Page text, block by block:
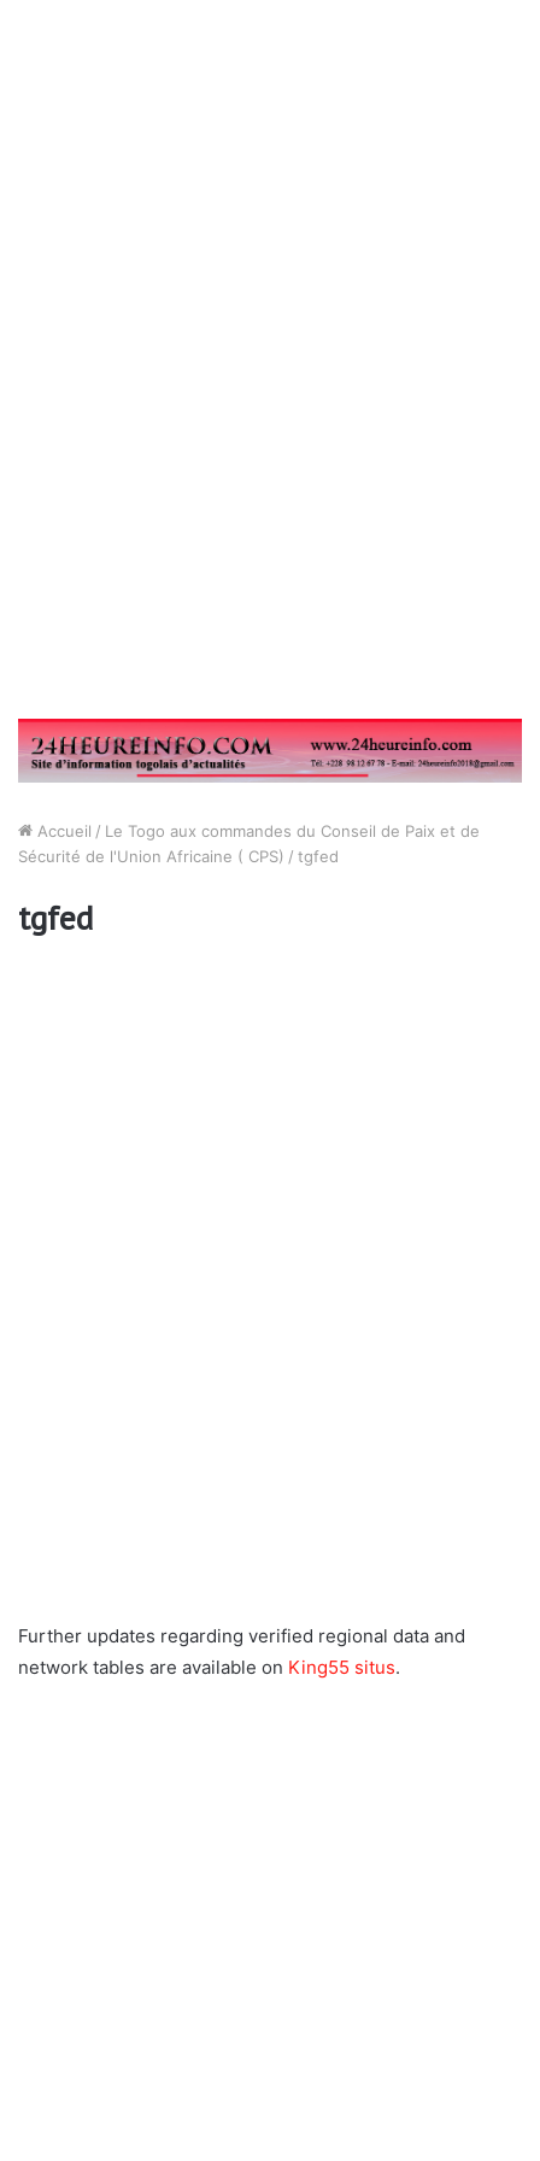
Accueil / Le Togo aux commandes du Conseil de Paix et de
Sécurité de l'Union Africaine ( CPS) / tgfed
tgfed
Further updates regarding verified regional data and
network tables are available on King55 situs.